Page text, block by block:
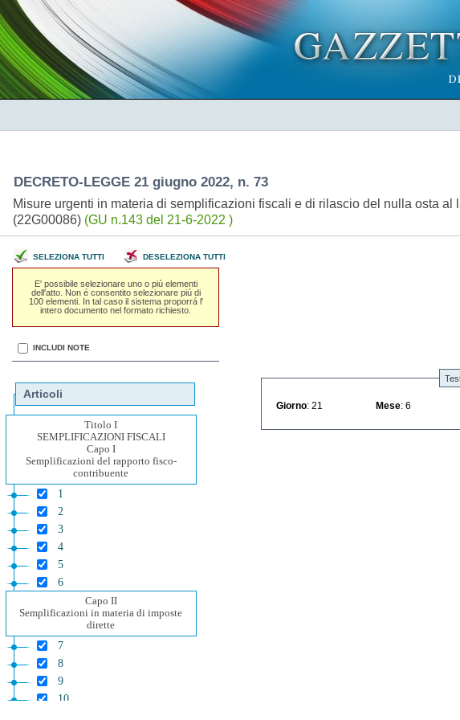
DECRETO-LEGGE 21 giugno 2022, n. 73
Misure urgenti in materia di semplificazioni fiscali e di rilascio del nulla osta
(22G00086) (GU n.143 del 21-6-2022 )
SELEZIONA TUTTI DESELEZIONA TUTTI
E' possibile selezionare uno o piú elementi
dell'atto. Non é consentito selezionare piú di
100 elementi. In tal caso il sistema proporrá l'
intero documento nel formato richiesto.
INCLUDI NOTE
Articoli
Titolo I
SEMPLIFICAZIONI FISCALI
Capo I
Semplificazioni del rapporto fisco-
contribuente
1
2
3
4
5
6
Capo II
Semplificazioni in materia di imposte
dirette
7
8
9
10
Giorno : 21 Mese : 6